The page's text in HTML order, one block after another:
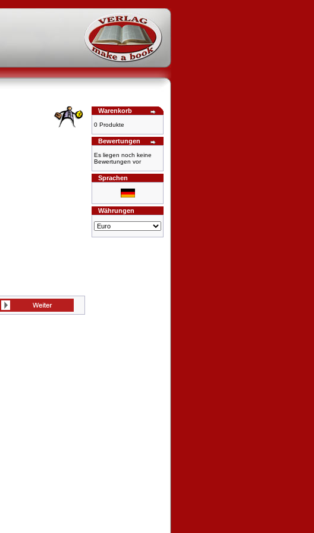
Warenkorb
0 Produkte
Bewertungen
Es liegen noch keine
Bewertungen vor
Sprachen
Währungen